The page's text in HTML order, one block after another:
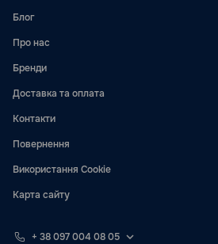
Блог
Про нас
Бренди
Доставка та оплата
Контакти
Повернення
Використання Cookie
Карта сайту
+ 38 097 004 08 05